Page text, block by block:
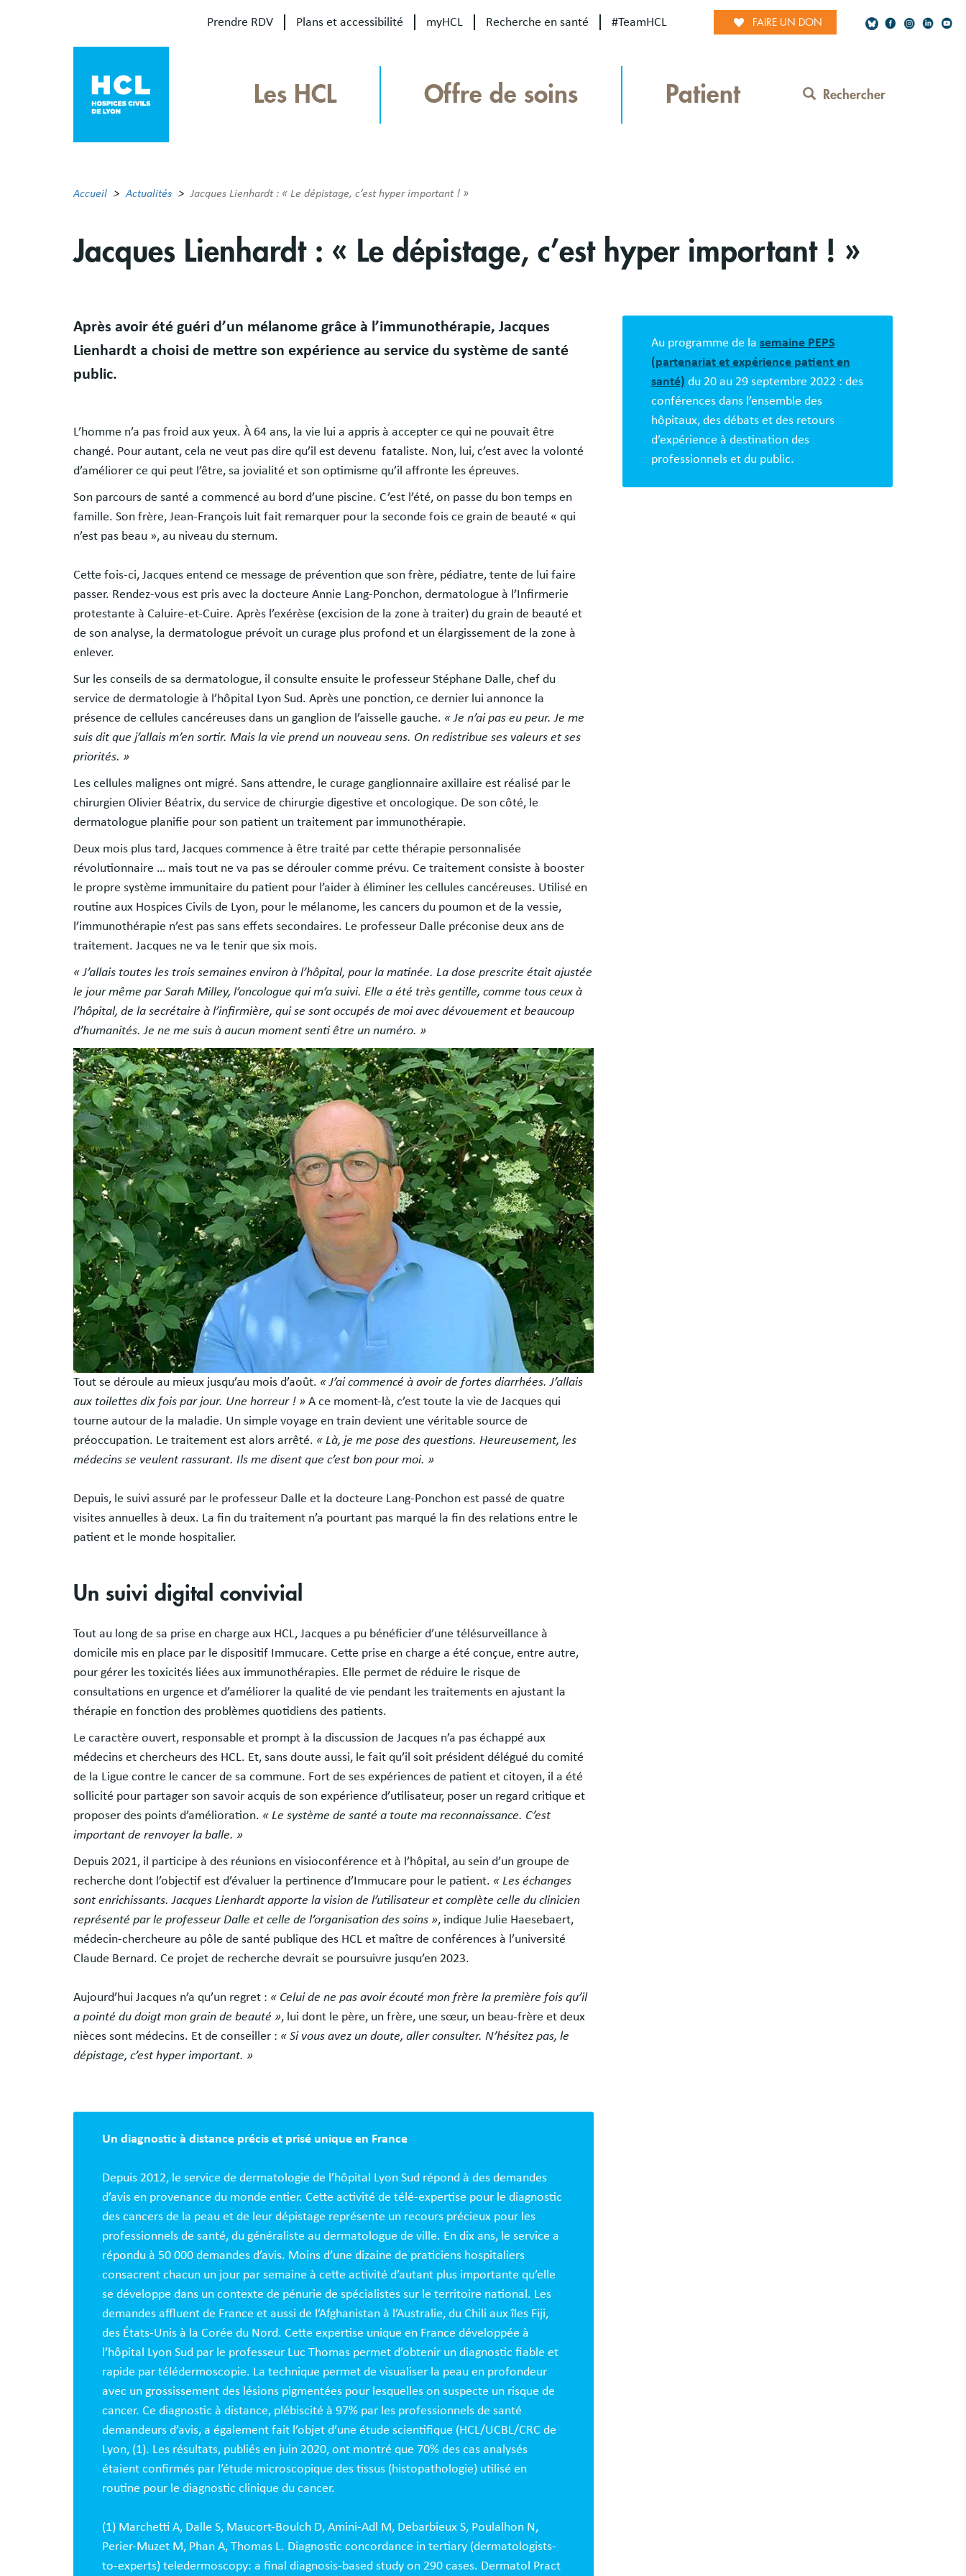
Prendre RDV Plans et accessibilité myHCL Recherche en santé #TeamHCL FAIRE UN DON
Network
Les HCL Offre de soins Patient Rechercher
Accueil Actualités Jacques Lienhardt : « Le dépistage, c’est hyper important ! »
Jacques Lienhardt : « Le dépistage, c’est hyper important ! »
Après avoir été guéri d’un mélanome grâce à l’immunothérapie, Jacques
Lienhardt a choisi de mettre son expérience au service du système de santé
public.
L’homme n’a pas froid aux yeux. À 64 ans, la vie lui a appris à accepter ce qui ne pouvait être
changé. Pour autant, cela ne veut pas dire qu’il est devenu fataliste. Non, lui, c’est avec la volonté
d’améliorer ce qui peut l’être, sa jovialité et son optimisme qu’il affronte les épreuves.
Son parcours de santé a commencé au bord d’une piscine. C’est l’été, on passe du bon temps en
famille. Son frère, Jean-François luit fait remarquer pour la seconde fois ce grain de beauté « qui
n’est pas beau », au niveau du sternum.
Cette fois-ci, Jacques entend ce message de prévention que son frère, pédiatre, tente de lui faire
passer. Rendez-vous est pris avec la docteure Annie Lang-Ponchon, dermatologue à l’Infirmerie
protestante à Caluire-et-Cuire. Après l’exérèse (excision de la zone à traiter) du grain de beauté et
de son analyse, la dermatologue prévoit un curage plus profond et un élargissement de la zone à
enlever.
Sur les conseils de sa dermatologue, il consulte ensuite le professeur Stéphane Dalle, chef du
service de dermatologie à l’hôpital Lyon Sud. Après une ponction, ce dernier lui annonce la
présence de cellules cancéreuses dans un ganglion de l’aisselle gauche. « Je n’ai pas eu peur. Je me
suis dit que j’allais m’en sortir. Mais la vie prend un nouveau sens. On redistribue ses valeurs et ses
priorités. »
Les cellules malignes ont migré. Sans attendre, le curage ganglionnaire axillaire est réalisé par le
chirurgien Olivier Béatrix, du service de chirurgie digestive et oncologique. De son côté, le
dermatologue planifie pour son patient un traitement par immunothérapie.
Deux mois plus tard, Jacques commence à être traité par cette thérapie personnalisée
révolutionnaire … mais tout ne va pas se dérouler comme prévu. Ce traitement consiste à booster
le propre système immunitaire du patient pour l’aider à éliminer les cellules cancéreuses. Utilisé en
routine aux Hospices Civils de Lyon, pour le mélanome, les cancers du poumon et de la vessie,
l’immunothérapie n’est pas sans effets secondaires. Le professeur Dalle préconise deux ans de
traitement. Jacques ne va le tenir que six mois.
« J’allais toutes les trois semaines environ à l’hôpital, pour la matinée. La dose prescrite était ajustée
le jour même par Sarah Milley, l’oncologue qui m’a suivi. Elle a été très gentille, comme tous ceux à
l’hôpital, de la secrétaire à l’infirmière, qui se sont occupés de moi avec dévouement et beaucoup
d’humanités. Je ne me suis à aucun moment senti être un numéro. »
Image
Tout se déroule au mieux jusqu’au mois d’août. « J’ai commencé à avoir de fortes diarrhées. J’allais
aux toilettes dix fois par jour. Une horreur ! » A ce moment-là, c’est toute la vie de Jacques qui
tourne autour de la maladie. Un simple voyage en train devient une véritable source de
préoccupation. Le traitement est alors arrêté. « Là, je me pose des questions. Heureusement, les
médecins se veulent rassurant. Ils me disent que c’est bon pour moi. »
Depuis, le suivi assuré par le professeur Dalle et la docteure Lang-Ponchon est passé de quatre
visites annuelles à deux. La fin du traitement n’a pourtant pas marqué la fin des relations entre le
patient et le monde hospitalier.
Un suivi digital convivial
Tout au long de sa prise en charge aux HCL, Jacques a pu bénéficier d’une télésurveillance à
domicile mis en place par le dispositif Immucare. Cette prise en charge a été conçue, entre autre,
pour gérer les toxicités liées aux immunothérapies. Elle permet de réduire le risque de
consultations en urgence et d’améliorer la qualité de vie pendant les traitements en ajustant la
thérapie en fonction des problèmes quotidiens des patients.
Le caractère ouvert, responsable et prompt à la discussion de Jacques n’a pas échappé aux
médecins et chercheurs des HCL. Et, sans doute aussi, le fait qu’il soit président délégué du comité
de la Ligue contre le cancer de sa commune. Fort de ses expériences de patient et citoyen, il a été
sollicité pour partager son savoir acquis de son expérience d’utilisateur, poser un regard critique et
proposer des points d’amélioration. « Le système de santé a toute ma reconnaissance. C’est
important de renvoyer la balle. »
Depuis 2021, il participe à des réunions en visioconférence et à l’hôpital, au sein d’un groupe de
recherche dont l’objectif est d’évaluer la pertinence d’Immucare pour le patient. « Les échanges
sont enrichissants. Jacques Lienhardt apporte la vision de l’utilisateur et complète celle du clinicien
représenté par le professeur Dalle et celle de l’organisation des soins », indique Julie Haesebaert,
médecin-chercheure au pôle de santé publique des HCL et maître de conférences à l’université
Claude Bernard. Ce projet de recherche devrait se poursuivre jusqu’en 2023.
Aujourd’hui Jacques n’a qu’un regret : « Celui de ne pas avoir écouté mon frère la première fois qu’il
a pointé du doigt mon grain de beauté », lui dont le père, un frère, une sœur, un beau-frère et deux
nièces sont médecins. Et de conseiller : « Si vous avez un doute, aller consulter. N’hésitez pas, le
dépistage, c’est hyper important. »
Un diagnostic à distance précis et prisé unique en France
Depuis 2012, le service de dermatologie de l’hôpital Lyon Sud répond à des demandes
d’avis en provenance du monde entier. Cette activité de télé-expertise pour le diagnostic
des cancers de la peau et de leur dépistage représente un recours précieux pour les
professionnels de santé, du généraliste au dermatologue de ville. En dix ans, le service a
répondu à 50 000 demandes d’avis. Moins d’une dizaine de praticiens hospitaliers
consacrent chacun un jour par semaine à cette activité d’autant plus importante qu’elle
se développe dans un contexte de pénurie de spécialistes sur le territoire national. Les
demandes affluent de France et aussi de l’Afghanistan à l’Australie, du Chili aux îles Fiji,
des États-Unis à la Corée du Nord. Cette expertise unique en France développée à
l’hôpital Lyon Sud par le professeur Luc Thomas permet d’obtenir un diagnostic fiable et
rapide par télédermoscopie. La technique permet de visualiser la peau en profondeur
avec un grossissement des lésions pigmentées pour lesquelles on suspecte un risque de
cancer. Ce diagnostic à distance, plébiscité à 97% par les professionnels de santé
demandeurs d’avis, a également fait l’objet d’une étude scientifique (HCL/UCBL/CRC de
Lyon, (1). Les résultats, publiés en juin 2020, ont montré que 70% des cas analysés
étaient confirmés par l’étude microscopique des tissus (histopathologie) utilisé en
routine pour le diagnostic clinique du cancer.
(1) Marchetti A, Dalle S, Maucort-Boulch D, Amini-Adl M, Debarbieux S, Poulalhon N,
Perier-Muzet M, Phan A, Thomas L. Diagnostic concordance in tertiary (dermatologists-
to-experts) teledermoscopy: a final diagnosis-based study on 290 cases. Dermatol Pract
Au programme de la semaine PEPS
(partenariat et expérience patient en
santé) du 20 au 29 septembre 2022 : des
conférences dans l’ensemble des
hôpitaux, des débats et des retours
d’expérience à destination des
professionnels et du public.